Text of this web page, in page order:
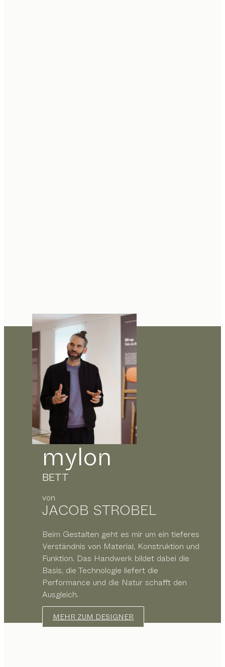
mylon
BETT
von
JACOB STROBEL
Beim Gestalten geht es mir um ein tieferes
Verständnis von Material, Konstruktion und
Funktion. Das Handwerk bildet dabei die
Basis, die Technologie liefert die
Performance und die Natur schafft den
Ausgleich.
MEHR ZUM DESIGNER